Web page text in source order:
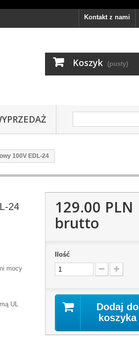
Kontakt z nami
Koszyk (pusty)
100V EDL-24
24
mocy
UL
129.00 PLN
brutto
Ilość
Dodaj do
koszyka